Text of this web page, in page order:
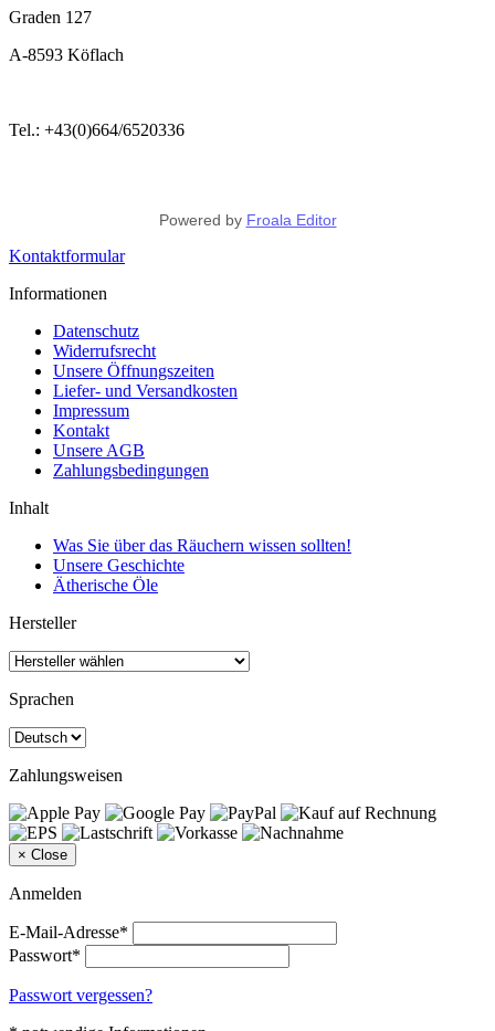
Graden 127
A-8593 Köflach
Tel.: +43(0)664/6520336
Powered by Froala Editor
Kontaktformular
Informationen
Datenschutz
Widerrufsrecht
Unsere Öffnungszeiten
Liefer- und Versandkosten
Impressum
Kontakt
Unsere AGB
Zahlungsbedingungen
Inhalt
Was Sie über das Räuchern wissen sollten!
Unsere Geschichte
Ätherische Öle
Hersteller
Sprachen
Zahlungsweisen
× Close
Anmelden
E-Mail-Adresse*
Passwort*
Passwort vergessen?